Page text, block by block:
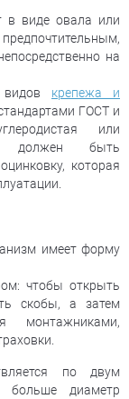
в виде овала или
на
видов крепежа и
ГОСТ и
или
должен быть
которая
имеет форму
чтобы открыть
скобы, а затем
монтажниками,
по двум
больше диаметр